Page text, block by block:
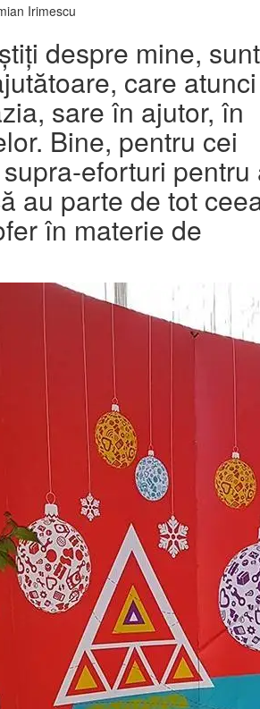
Irimescu
despre mine, sunt
care atunci
sare în ajutor, în
Bine, pentru cei
eforturi pentru
au parte de tot
în materie de